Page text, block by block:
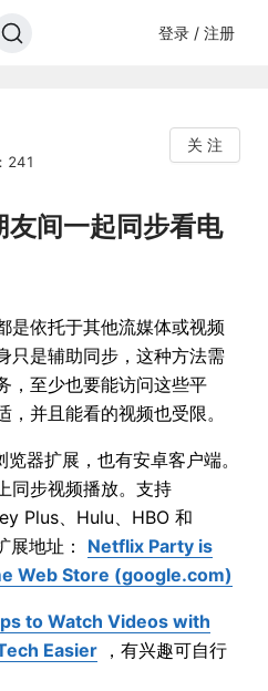
登录 / 注册
241
关 注
间一起同步看电
是依托于其他流媒体或视频
只是辅助同步，这种方法需
，至少也要能访问这些平
并且能看的视频也受限。
器扩展，也有安卓客户端。
同步视频播放。支持
Plus、Hulu、HBO 和
地址： Netflix Party is
Web Store (google.com)
to Watch Videos with
Easier ，有兴趣可自行